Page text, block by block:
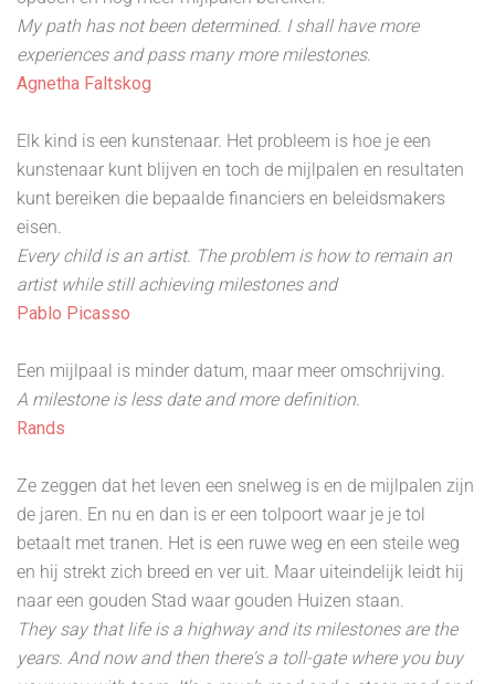
My path has not been determined. I shall have more
experiences and pass many more milestones.
Agnetha Faltskog
Elk kind is een kunstenaar. Het probleem is hoe je een
kunstenaar kunt blijven en toch de mijlpalen en resultaten
kunt bereiken die bepaalde financiers en beleidsmakers
eisen.
Every child is an artist. The problem is how to remain an
artist while still achieving milestones and
Pablo Picasso
Een mijlpaal is minder datum, maar meer omschrijving.
A milestone is less date and more definition.
Rands
Ze zeggen dat het leven een snelweg is en de mijlpalen zijn
de jaren. En nu en dan is er een tolpoort waar je je tol
betaalt met tranen. Het is een ruwe weg en een steile weg
en hij strekt zich breed en ver uit. Maar uiteindelijk leidt hij
naar een gouden Stad waar gouden Huizen staan.
They say that life is a highway and its milestones are the
years. And now and then there's a toll-gate where you buy